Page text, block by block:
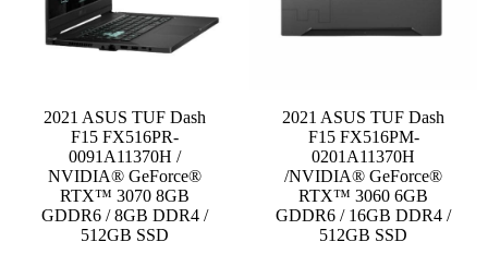
2021 ASUS TUF Dash
F15 FX516PR-
0091A11370H /
NVIDIA® GeForce®
RTX™ 3070 8GB
GDDR6 / 8GB DDR4 /
512GB SSD
2021 ASUS TUF Dash
F15 FX516PM-
0201A11370H
/NVIDIA® GeForce®
RTX™ 3060 6GB
GDDR6 / 16GB DDR4 /
512GB SSD